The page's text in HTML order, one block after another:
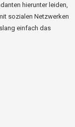
hierunter leiden,
sozialen Netzwerken
einfach das